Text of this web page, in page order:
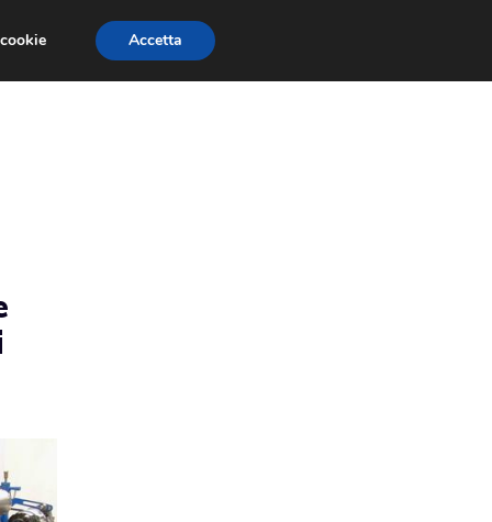
EVENTI E COMPETIZIONI
Accetta